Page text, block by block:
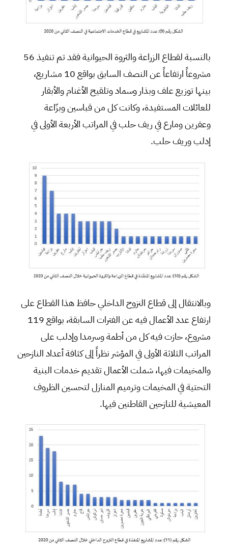
بالنسبة لقطاع الزراعة والثروة الحيوانية فقد تم تنفيذ 56
مشروعاً ارتفاعاً عن النصف السابق بواقع 10 مشاريع،
بينها توزيع علف وبذار وسماد وتلقيح الأغنام والأبقار
للعائلات المستفيدة، وكانت كل من قباسين وبزّاعة
وعفرين ومارع في ريف حلب في المراتب الأربعة الأولى في
إدلب وريف حلب.
وبالانتقال إلى قطاع النزوح الداخلي حافظ هذا القطاع على
ارتفاع عدد الأعمال فيه عن الفترات السابقة، بواقع 119
مشروع، حازت فيه كل من أطمة وسرمدا وإدلب على
المراتب الثلاثة الأولى في المؤشر نظراً إلى كثافة أعداد النازحين
والمخيمات فيها، شملت الأعمال تقديم خدمات البنية
التحتية في المخيمات وترميم المنازل لتحسين الظروف
المعيشية للنازحين القاطنين فيها.